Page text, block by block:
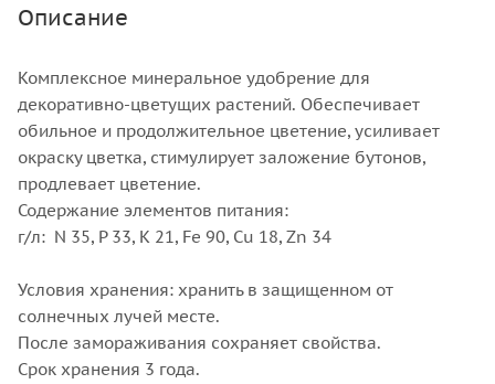
Описание
Комплексное минеральное удобрение для
декоративно-цветущих растений. Обеспечивает
обильное и продолжительное цветение, усиливает
окраску цветка, стимулирует заложение бутонов,
продлевает цветение.
Содержание элементов питания:
г/л: N 35, P 33, K 21, Fe 90, Cu 18, Zn 34
Условия хранения: хранить в защищенном от
солнечных лучей месте.
После замораживания сохраняет свойства.
Срок хранения 3 года.